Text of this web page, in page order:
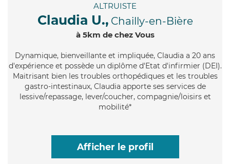
ALTRUISTE
Claudia U., Chailly-en-Bière
à 5km de chez Vous
Dynamique, bienveillante et impliquée, Claudia a 20 ans
d'expérience et possède un diplôme d'Etat d'infirmier (DEI).
Maitrisant bien les troubles orthopédiques et les troubles
gastro-intestinaux, Claudia apporte ses services de
lessive/repassage, lever/coucher, compagnie/loisirs et
mobilité*
Afficher le profil